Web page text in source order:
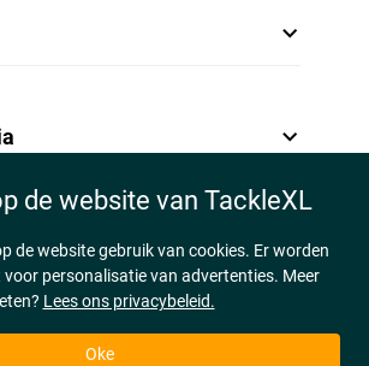
de website van TackleXL
de website gebruik van cookies. Er worden
personalisatie van advertenties. Meer
Lees ons privacybeleid.
Oke